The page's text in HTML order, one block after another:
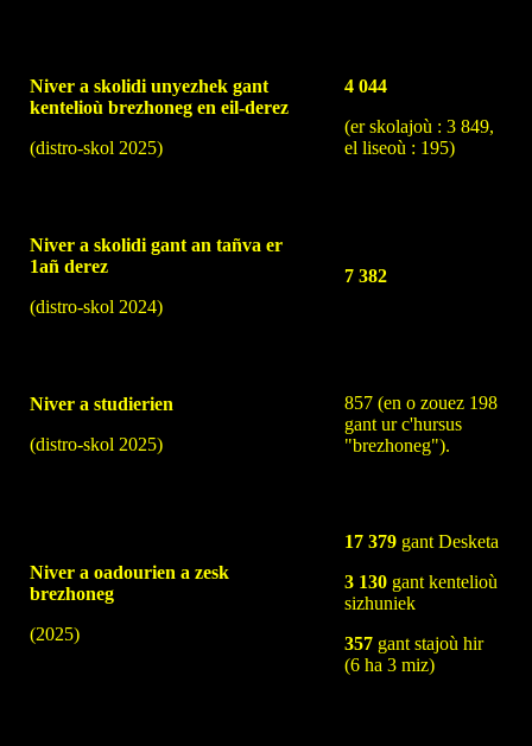
Niver a skolidi unyezhek gant
kentelioù brezhoneg en eil-derez
(distro-skol 2025)
4 044
(er skolajoù : 3 849,
el liseoù : 195)
Niver a skolidi gant an tañva er
1añ derez
(distro-skol 2024)
7 382
Niver a studierien
(distro-skol 2025)
857 (en o zouez 198
gant ur c'hursus
"brezhoneg").
Niver a oadourien a zesk
brezhoneg
(2025)
17 379 gant Desketa
3 130 gant kentelioù
sizhuniek
357 gant stajoù hir
(6 ha 3 miz)